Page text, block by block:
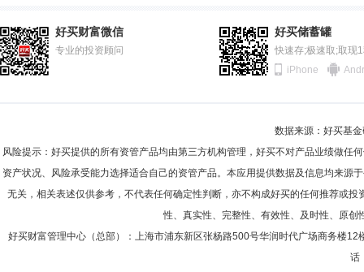
好买财富微信
专业的投资顾问
好买储蓄罐
快速存;极速取;取现
iPhone
数据来源：好买基
风险提示：好买提供的所有资管产品均由第三方机构管理，好买不对产品业绩做
资产状况、风险承受能力选择适合自己的资管产品。本应用提供数据及信息均来
无关，相关表述仅供参考，不代表任何确定性判断，亦不构成好买的任何推荐或
性、真实性、完整性、有效性、及时性、原
好买财富管理中心（总部）：上海市浦东新区张杨路500号华润时代广场商务楼12
话